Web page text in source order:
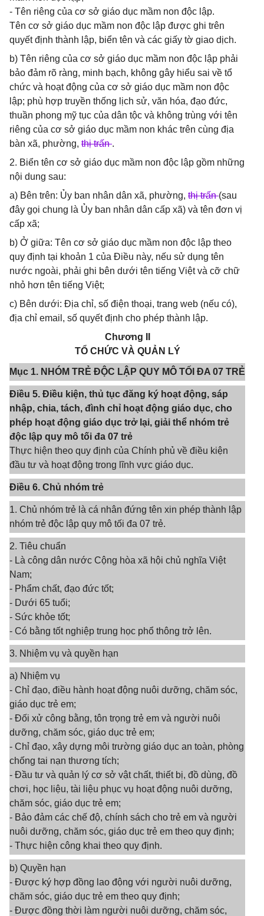
- Tên riêng của cơ sở giáo dục mầm non độc lập.
Tên cơ sở giáo dục mầm non độc lập được ghi trên
quyết định thành lập, biển tên và các giấy tờ giao dịch.
b) Tên riêng của cơ sở giáo dục mầm non độc lập phải
bảo đảm rõ ràng, minh bạch, không gây hiểu sai về tổ
chức và hoạt động của cơ sở giáo dục mầm non độc
lập; phù hợp truyền thống lịch sử, văn hóa, đạo đức,
thuần phong mỹ tục của dân tộc và không trùng với tên
riêng của cơ sở giáo dục mầm non khác trên cùng địa
bàn xã, phường, thị trấn.
2. Biển tên cơ sở giáo dục mầm non độc lập gồm những
nội dung sau:
a) Bên trên: Ủy ban nhân dân xã, phường, thị trấn(sau
đây gọi chung là Ủy ban nhân dân cấp xã) và tên đơn vị
cấp xã;
b) Ở giữa: Tên cơ sở giáo dục mầm non độc lập theo
quy định tại khoản 1 của Điều này, nếu sử dụng tên
nước ngoài, phải ghi bên dưới tên tiếng Việt và cỡ chữ
nhỏ hơn tên tiếng Việt;
c) Bên dưới: Địa chỉ, số điện thoại, trang web (nếu có),
địa chỉ email, số quyết định cho phép thành lập.
Chương II
TỔ CHỨC VÀ QUẢN LÝ
Mục 1. NHÓM TRẺ ĐỘC LẬP QUY MÔ TỐI ĐA 07 TRẺ
Điều 5. Điều kiện, thủ tục đăng ký hoạt động, sáp
nhập, chia, tách, đình chỉ hoạt động giáo dục, cho
phép hoạt động giáo dục trở lại, giải thể nhóm trẻ
độc lập quy mô tối đa 07 trẻ
Thực hiện theo quy định của Chính phủ về điều kiện
đầu tư và hoạt động trong lĩnh vực giáo dục.
Điều 6. Chủ nhóm trẻ
1. Chủ nhóm trẻ là cá nhân đứng tên xin phép thành lập
nhóm trẻ độc lập quy mô tối đa 07 trẻ.
2. Tiêu chuẩn
- Là công dân nước Cộng hòa xã hội chủ nghĩa Việt
Nam;
- Phẩm chất, đạo đức tốt;
- Dưới 65 tuổi;
- Sức khỏe tốt;
- Có bằng tốt nghiệp trung học phổ thông trở lên.
3. Nhiệm vụ và quyền hạn
a) Nhiệm vụ
- Chỉ đạo, điều hành hoạt động nuôi dưỡng, chăm sóc,
giáo dục trẻ em;
- Đối xử công bằng, tôn trọng trẻ em và người nuôi
dưỡng, chăm sóc, giáo dục trẻ em;
- Chỉ đạo, xây dựng môi trường giáo dục an toàn, phòng
chống tai nạn thương tích;
- Đầu tư và quản lý cơ sở vật chất, thiết bị, đồ dùng, đồ
chơi, học liệu, tài liệu phục vụ hoạt động nuôi dưỡng,
chăm sóc, giáo dục trẻ em;
- Bảo đảm các chế độ, chính sách cho trẻ em và người
nuôi dưỡng, chăm sóc, giáo dục trẻ em theo quy định;
- Thực hiện công khai theo quy định.
b) Quyền hạn
- Được ký hợp đồng lao động với người nuôi dưỡng,
chăm sóc, giáo dục trẻ em theo quy định;
- Được đồng thời làm người nuôi dưỡng, chăm sóc,